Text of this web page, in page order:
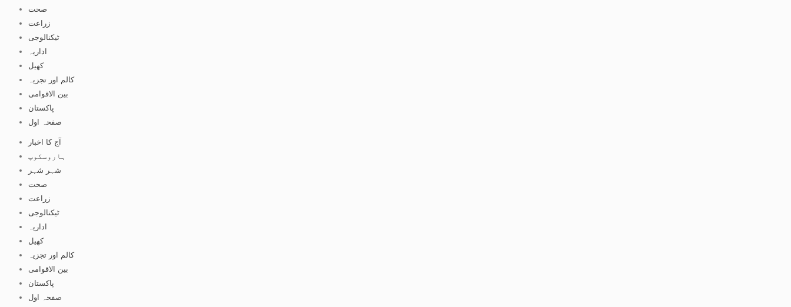
صحت
زراعت
ٹیکنالوجی
اداریہ
کھیل
کالم اور تجزیہ
بین الاقوامی
پاکستان
صفحہ اول
آج کا اخبار
ہاروسکوپ
شہر شہر
صحت
زراعت
ٹیکنالوجی
اداریہ
کھیل
کالم اور تجزیہ
بین الاقوامی
پاکستان
صفحہ اول